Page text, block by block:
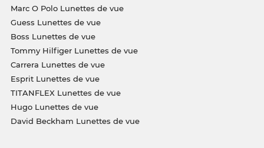
Marc O Polo Lunettes de vue
Guess Lunettes de vue
Boss Lunettes de vue
Tommy Hilfiger Lunettes de vue
Carrera Lunettes de vue
Esprit Lunettes de vue
TITANFLEX Lunettes de vue
Hugo Lunettes de vue
David Beckham Lunettes de vue